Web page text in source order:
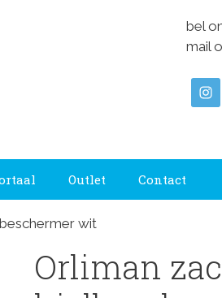
bel
mail
Outlet Contact
wit
Orliman